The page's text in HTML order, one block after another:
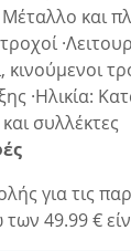
και
·Ηλικία:
συλλέκτες
για τις
των 49.99 €